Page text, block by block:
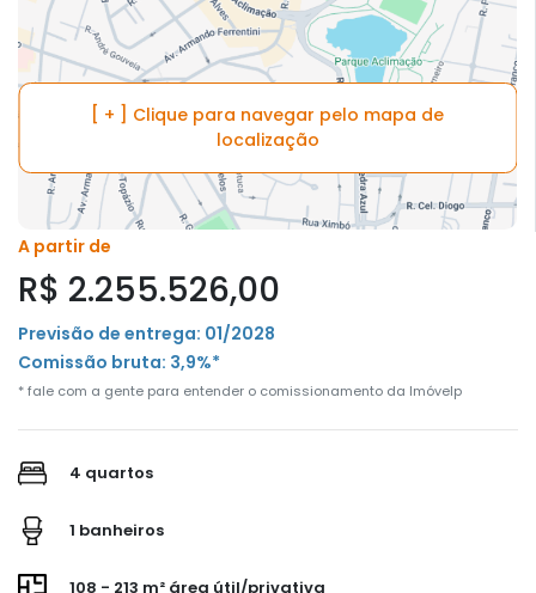
[ + ] Clique para navegar pelo mapa de
localização
A partir de
R$ 2.255.526,00
Previsão de entrega: 01/2028
Comissão bruta: 3,9%*
* fale com a gente para entender o comissionamento da Imóvelp
4 quartos
1 banheiros
108 - 213 m² área útil/privativa